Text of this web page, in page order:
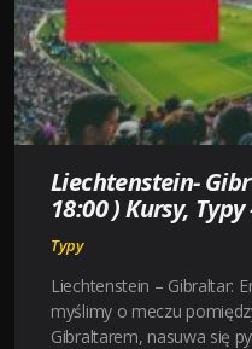
–
KTO
BĘDZIE
LEPSZY
Liechtenstein-
18:00 ) Kursy,
Typy
Liechtenstein – Gibraltar:
myślimy o meczu
Gibraltarem, nasuwa się